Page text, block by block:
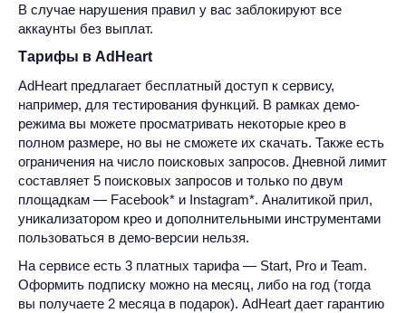
В случае нарушения правил у вас заблокируют все
аккаунты без выплат.
Тарифы в AdHeart
AdHeart предлагает бесплатный доступ к сервису,
например, для тестирования функций. В рамках демо-
режима вы можете просматривать некоторые крео в
полном размере, но вы не сможете их скачать. Также есть
ограничения на число поисковых запросов. Дневной лимит
составляет 5 поисковых запросов и только по двум
площадкам — Facebook* и Instagram*. Аналитикой прил,
уникализатором крео и дополнительными инструментами
пользоваться в демо-версии нельзя.
На сервисе есть 3 платных тарифа — Start, Pro и Team.
Оформить подписку можно на месяц, либо на год (тогда
вы получаете 2 месяца в подарок). AdHeart дает гарантию